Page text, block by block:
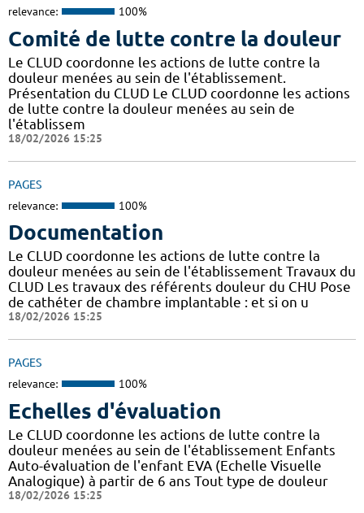
relevance: 100%
Comité de lutte contre la douleur
Le CLUD coordonne les actions de lutte contre la
douleur menées au sein de l'établissement.
Présentation du CLUD Le CLUD coordonne les actions
de lutte contre la douleur menées au sein de
l'établissem
18/02/2026 15:25
PAGES
relevance: 100%
Documentation
Le CLUD coordonne les actions de lutte contre la
douleur menées au sein de l'établissement Travaux du
CLUD Les travaux des référents douleur du CHU Pose
de cathéter de chambre implantable : et si on u
18/02/2026 15:25
PAGES
relevance: 100%
Echelles d'évaluation
Le CLUD coordonne les actions de lutte contre la
douleur menées au sein de l'établissement Enfants
Auto-évaluation de l'enfant EVA (Echelle Visuelle
Analogique) à partir de 6 ans Tout type de douleur
18/02/2026 15:25